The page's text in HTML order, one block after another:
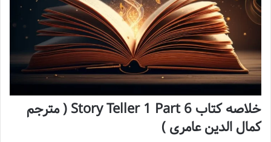
خلاصه کتاب Story Teller 1 Part 6 ( مترجم
کمال الدین عامری )